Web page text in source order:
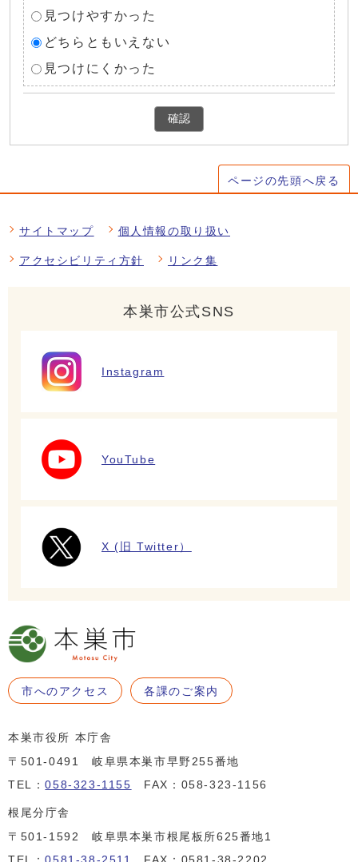
見つけやすかった
どちらともいえない
見つけにくかった
確認
ページの先頭へ戻る
サイトマップ 個人情報の取り扱い
アクセシビリティ方針 リンク集
本巣市公式SNS
Instagram
YouTube
X (旧 Twitter）
市へのアクセス 各課のご案内
本巣市役所 本庁舎
〒501-0491 岐阜県本巣市早野255番地
TEL：058-323-1155 FAX：058-323-1156
根尾分庁舎
〒501-1592 岐阜県本巣市根尾板所625番地1